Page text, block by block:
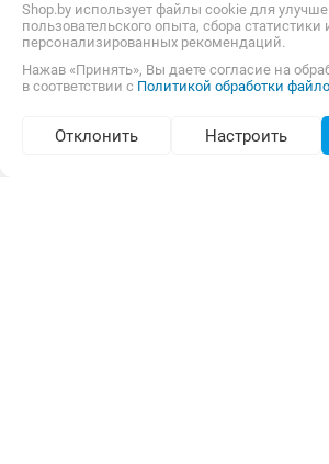
Аксессуары и запчасти
для стиральных машин
В каталоге Shop.by можно найти
Shop.by использует файлы cookie для
пользовательского опыта, сбора
персонализированных рекомендаций.
Нажав «Принять», Вы даете согласие на
в соответствии с Политикой обработки
Отклонить Настроить